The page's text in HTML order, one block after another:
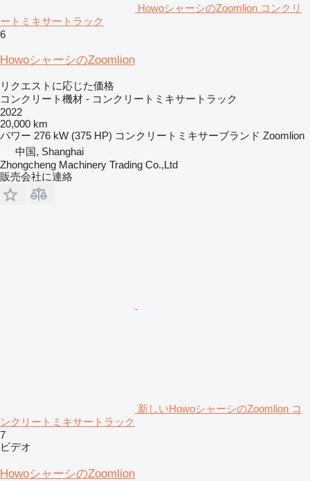
HowoシャーシのZoomlion コンクリ
ートミキサートラック
6
HowoシャーシのZoomlion
リクエストに応じた価格
コンクリート機材 - コンクリートミキサートラック
2022
20,000 km
パワー 276 kW (375 HP) コンクリートミキサーブランド Zoomlion
中国, Shanghai
Zhongcheng Machinery Trading Co.,Ltd
販売会社に連絡
新しいHowoシャーシのZoomlion コ
ンクリートミキサートラック
7
ビデオ
HowoシャーシのZoomlion